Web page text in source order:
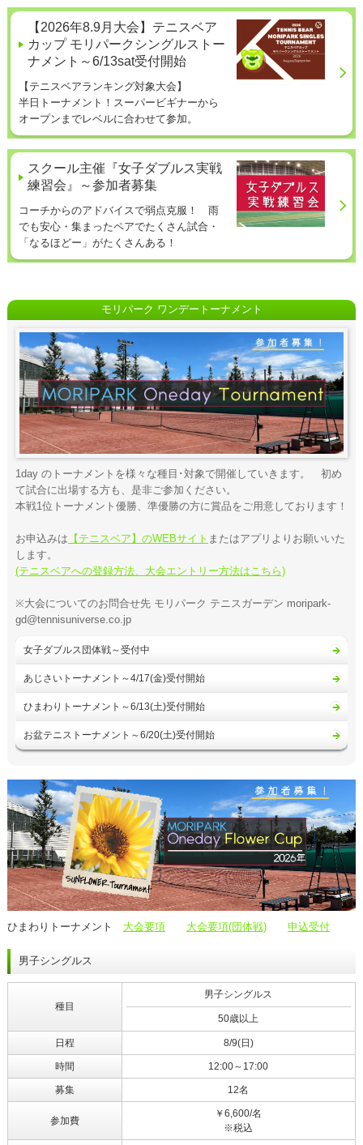
【2026年8.9月大会】テニスベア
カップ モリパークシングルストー
ナメント～6/13sat受付開始
【テニスベアランキング対象大会】
半日トーナメント！スーパービギナーから
オープンまでレベルに合わせて参加。
スクール主催『女子ダブルス実戦
練習会』～参加者募集
コーチからのアドバイスで弱点克服！ 雨
でも安心・集まったペアでたくさん試合・
「なるほどー」がたくさんある！
モリパーク ワンデートーナメント
1day のトーナメントを様々な種目･対象で開催していきます。 初め
て試合に出場する方も、是非ご参加ください。
本戦1位トーナメント優勝、準優勝の方に賞品をご用意しております！
お申込みは 【テニスベア】のWEBサイト またはアプリよりお願いいた
します。
(テニスベアへの登録方法、大会エントリー方法はこちら)
※大会についてのお問合せ先 モリパーク テニスガーデン moripark-
gd@tennisuniverse.co.jp
女子ダブルス団体戦～受付中
あじさいトーナメント～4/17(金)受付開始
ひまわりトーナメント～6/13(土)受付開始
お盆テニストーナメント～6/20(土)受付開始
ひまわりトーナメント 大会要項 大会要項(団体戦) 申込受付
男子シングルス
種目
男子シングルス
50歳以上
日程 8/9(日)
時間 12:00～17:00
募集 12名
参加費
￥6,600/名
※税込